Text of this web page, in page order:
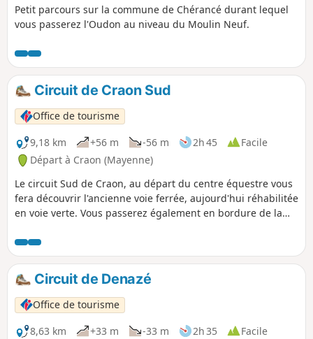
Petit parcours sur la commune de Chérancé durant lequel
vous passerez l'Oudon au niveau du Moulin Neuf.
Circuit de Craon Sud
Office de tourisme
9,18 km
+56 m -56 m 2h 45
Facile
Départ à Craon (Mayenne)
Le circuit Sud de Craon, au départ du centre équestre vous
fera découvrir l'ancienne voie ferrée, aujourd'hui réhabilitée
en voie verte. Vous passerez également en bordure de la
Craon ainsi que le bel hippodrome de La Touche.
Circuit de Denazé
Office de tourisme
8,63 km
+33 m -33 m 2h 35
Facile